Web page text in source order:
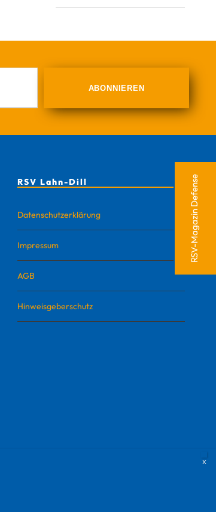
RSV Lahn-Dill
Datenschutzerklärung
Impressum
AGB
Hinweisgeberschutz
RSV-Magazin Defense